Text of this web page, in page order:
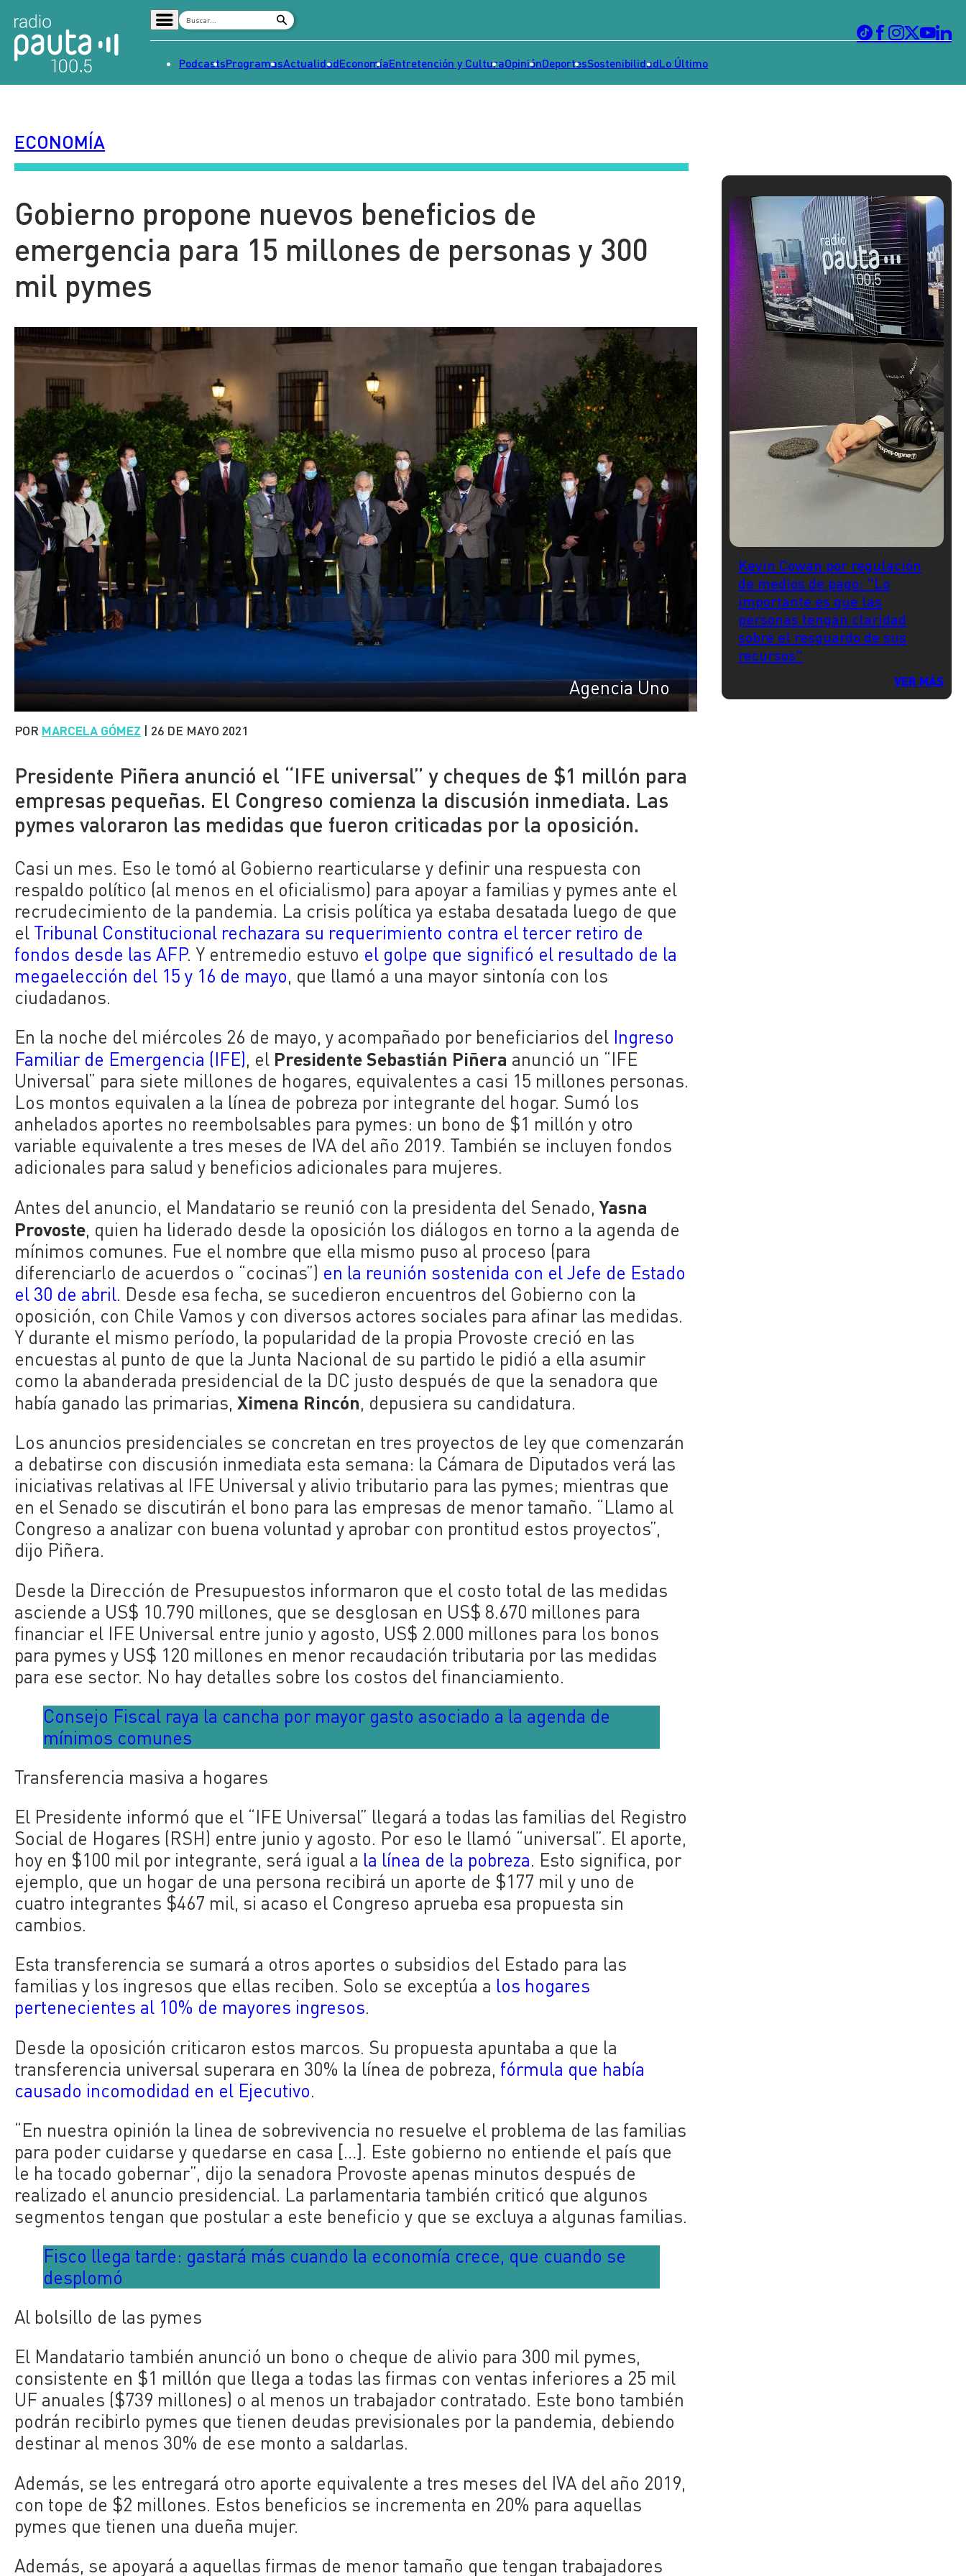
Señal 2
Dato en Pauta
Contenido Patrocinado
PodcastsProgramasActualidadEconomíaEntretención y CulturaOpiniónDeportesSostenibilidadLo Último
ECONOMÍA
Gobierno propone nuevos beneficios de
emergencia para 15 millones de personas y 300
mil pymes
Agencia Uno
POR MARCELA GÓMEZ | 26 DE MAYO 2021
Presidente Piñera anunció el “IFE universal” y cheques de $1 millón para
empresas pequeñas. El Congreso comienza la discusión inmediata. Las
pymes valoraron las medidas que fueron criticadas por la oposición.
Casi un mes. Eso le tomó al Gobierno rearticularse y definir una respuesta con
respaldo político (al menos en el oficialismo) para apoyar a familias y pymes ante el
recrudecimiento de la pandemia. La crisis política ya estaba desatada luego de que
el Tribunal Constitucional rechazara su requerimiento contra el tercer retiro de
fondos desde las AFP. Y entremedio estuvo el golpe que significó el resultado de la
megaelección del 15 y 16 de mayo, que llamó a una mayor sintonía con los
ciudadanos.
En la noche del miércoles 26 de mayo, y acompañado por beneficiarios del Ingreso
Familiar de Emergencia (IFE), el Presidente Sebastián Piñera anunció un “IFE
Universal” para siete millones de hogares, equivalentes a casi 15 millones personas.
Los montos equivalen a la línea de pobreza por integrante del hogar. Sumó los
anhelados aportes no reembolsables para pymes: un bono de $1 millón y otro
variable equivalente a tres meses de IVA del año 2019. También se incluyen fondos
adicionales para salud y beneficios adicionales para mujeres.
Antes del anuncio, el Mandatario se reunió con la presidenta del Senado,Yasna
Provoste, quien ha liderado desde la oposición los diálogos en torno a la agenda de
mínimos comunes. Fue el nombre que ella mismo puso al proceso (para
diferenciarlo de acuerdos o “cocinas”) en la reunión sostenida con el Jefe de Estado
el 30 de abril. Desde esa fecha, se sucedieron encuentros del Gobierno con la
oposición, con Chile Vamos y con diversos actores sociales para afinar las medidas.
Y durante el mismo período, la popularidad de la propia Provoste creció en las
encuestas al punto de que la Junta Nacional de su partido le pidió a ella asumir
como la abanderada presidencial de la DC justo después de que la senadora que
había ganado las primarias,Ximena Rincón, depusiera su candidatura.
Los anuncios presidenciales se concretan en tres proyectos de ley que comenzarán
a debatirse con discusión inmediata esta semana: la Cámara de Diputados verá las
iniciativas relativas al IFE Universal y alivio tributario para las pymes; mientras que
en el Senado se discutirán el bono para las empresas de menor tamaño. “Llamo al
Congreso a analizar con buena voluntad y aprobar con prontitud estos proyectos”,
dijo Piñera.
Desde la Dirección de Presupuestos informaron que el costo total de las medidas
asciende a US$ 10.790 millones, que se desglosan en US$ 8.670 millones para
financiar el IFE Universal entre junio y agosto, US$ 2.000 millones para los bonos
para pymes y US$ 120 millones en menor recaudación tributaria por las medidas
para ese sector. No hay detalles sobre los costos del financiamiento.
Consejo Fiscal raya la cancha por mayor gasto asociado a la agenda de
mínimos comunes
Transferencia masiva a hogares
El Presidente informó que el “IFE Universal” llegará a todas las familias del Registro
Social de Hogares (RSH) entre junio y agosto. Por eso le llamó “universal”. El aporte,
hoy en $100 mil por integrante, será igual a la línea de la pobreza. Esto significa, por
ejemplo, que un hogar de una persona recibirá un aporte de $177 mil y uno de
cuatro integrantes $467 mil, si acaso el Congreso aprueba esa propuesta sin
cambios.
Esta transferencia se sumará a otros aportes o subsidios del Estado para las
familias y los ingresos que ellas reciben. Solo se exceptúa a los hogares
pertenecientes al 10% de mayores ingresos.
Desde la oposición criticaron estos marcos. Su propuesta apuntaba a que la
transferencia universal superara en 30% la línea de pobreza, fórmula que había
causado incomodidad en el Ejecutivo.
“En nuestra opinión la linea de sobrevivencia no resuelve el problema de las familias
para poder cuidarse y quedarse en casa […]. Este gobierno no entiende el país que
le ha tocado gobernar”, dijo la senadora Provoste apenas minutos después de
realizado el anuncio presidencial. La parlamentaria también criticó que algunos
segmentos tengan que postular a este beneficio y que se excluya a algunas familias.
Fisco llega tarde: gastará más cuando la economía crece, que cuando se
desplomó
Al bolsillo de las pymes
El Mandatario también anunció un bono o cheque de alivio para 300 mil pymes,
consistente en $1 millón que llega a todas las firmas con ventas inferiores a 25 mil
UF anuales ($739 millones) o al menos un trabajador contratado. Este bono también
podrán recibirlo pymes que tienen deudas previsionales por la pandemia, debiendo
destinar al menos 30% de ese monto a saldarlas.
Además, se les entregará otro aporte equivalente a tres meses del IVA del año 2019,
con tope de $2 millones. Estos beneficios se incrementa en 20% para aquellas
pymes que tienen una dueña mujer.
Además, se apoyará a aquellas firmas de menor tamaño que tengan trabajadores
Kevin Cowan por regulación
de medios de pago: "Lo
importante es que las
personas tengan claridad
sobre el resguardo de sus
recursos"
VER MÁS